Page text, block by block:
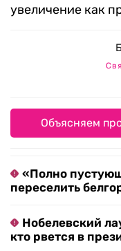
увеличение как
Объясняем
«Полно
переселить
Нобелевский
кто рвется в